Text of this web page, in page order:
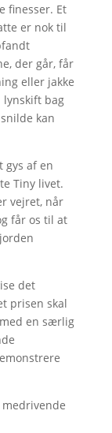
finesser. Et
er nok til
der går, får
eller jakke
lynskift bag
kan
gys af en
Tiny livet.
vejret, når
får os til at
det
prisen skal
en særlig